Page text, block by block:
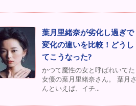
葉月里緒奈が劣化し過ぎで
変化の違いを比較！どうし
てこうなった?
かつて魔性の女と呼ばれいてた
女優の葉月里緒奈さん。 葉月さ
んといえば、イチ...